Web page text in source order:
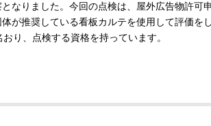
なりました。今回の点検は、屋外広告物許可
が推奨している看板カルテを使用して評価を
り、点検する資格を持っています。